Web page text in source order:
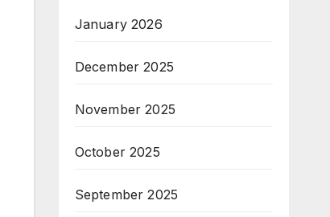
January 2026
December 2025
November 2025
October 2025
September 2025